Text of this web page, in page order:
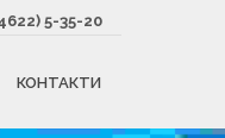
5-35-20
КОНТАКТИ